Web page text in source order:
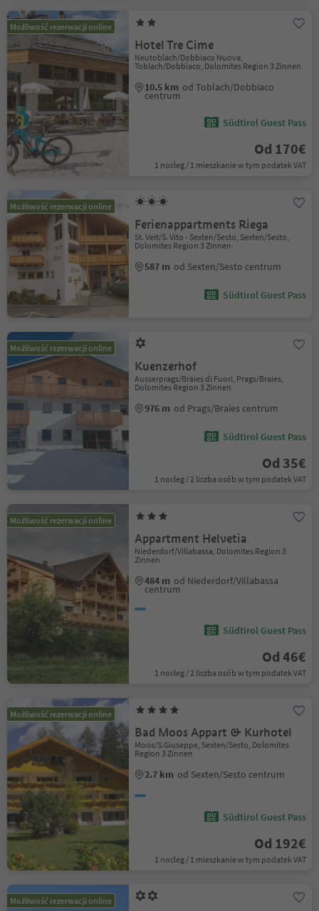
Możliwość rezerwacji online
Hotel Tre Cime
Neutoblach/Dobbiaco Nuova,
Toblach/Dobbiaco, Dolomites Region 3 Zinnen
10.5 km od Toblach/Dobbiaco
centrum
Südtirol Guest Pass
Od 170€
1 nocleg / 1 mieszkanie w tym podatek VAT
Możliwość rezerwacji online
Ferienappartments Riega
St. Veit/S. Vito - Sexten/Sesto, Sexten/Sesto,
Dolomites Region 3 Zinnen
587 m od Sexten/Sesto centrum
Südtirol Guest Pass
Możliwość rezerwacji online
Kuenzerhof
Ausserprags/Braies di Fuori, Prags/Braies,
Dolomites Region 3 Zinnen
976 m od Prags/Braies centrum
Südtirol Guest Pass
Od 35€
1 nocleg / 2 liczba osób w tym podatek VAT
Możliwość rezerwacji online
Appartment Helvetia
Niederdorf/Villabassa, Dolomites Region 3
Zinnen
484 m od Niederdorf/Villabassa
centrum
Südtirol Guest Pass
Od 46€
1 nocleg / 2 liczba osób w tym podatek VAT
Możliwość rezerwacji online
Bad Moos Appart & Kurhotel
Moos/S.Giuseppe, Sexten/Sesto, Dolomites
Region 3 Zinnen
2.7 km od Sexten/Sesto centrum
Südtirol Guest Pass
Od 192€
1 nocleg / 1 mieszkanie w tym podatek VAT
Możliwość rezerwacji online